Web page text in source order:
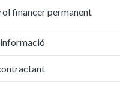
financer permanent